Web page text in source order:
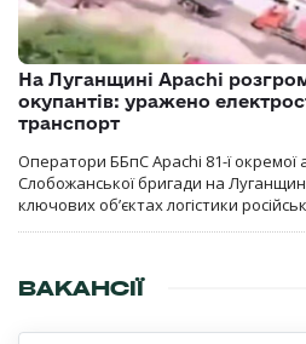
На Луганщині Apachi
окупантів: уражено
транспорт
Оператори ББпС Apachi 81-ї окремої
Слобожанської бригади на
ключових об’єктах логістики
ВАКАНСІЇ